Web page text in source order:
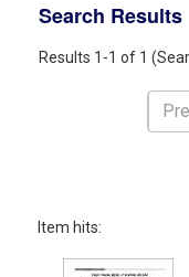
Search Results
Results 1-1 of 1
Item hits: